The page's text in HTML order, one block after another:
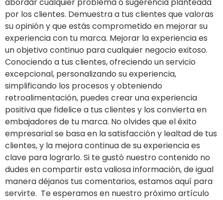
abordar cualquier problema o sugerencia planteada
por los clientes. Demuestra a tus clientes que valoras
su opinión y que estás comprometido en mejorar su
experiencia con tu marca. Mejorar la experiencia es
un objetivo continuo para cualquier negocio exitoso.
Conociendo a tus clientes, ofreciendo un servicio
excepcional, personalizando su experiencia,
simplificando los procesos y obteniendo
retroalimentación, puedes crear una experiencia
positiva que fidelice a tus clientes y los convierta en
embajadores de tu marca. No olvides que el éxito
empresarial se basa en la satisfacción y lealtad de tus
clientes, y la mejora continua de su experiencia es
clave para lograrlo. Si te gustó nuestro contenido no
dudes en compartir esta valiosa información, de igual
manera déjanos tus comentarios, estamos aquí para
servirte. Te esperamos en nuestro próximo artículo